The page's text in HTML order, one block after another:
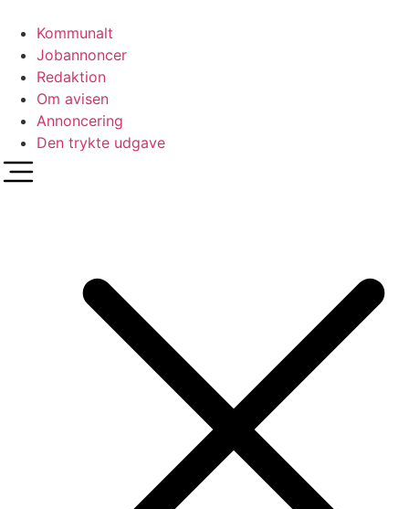
indhold
Kommunalt
Jobannoncer
Redaktion
Om avisen
Annoncering
Den trykte udgave